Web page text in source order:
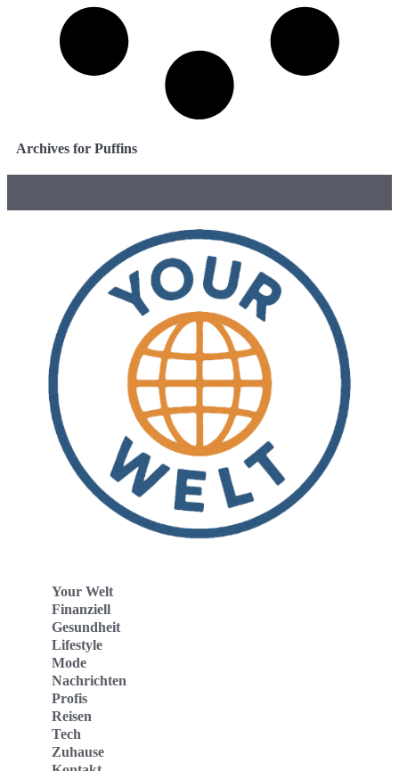
Archives for Puffins
Your Welt
Finanziell
Gesundheit
Lifestyle
Mode
Nachrichten
Profis
Reisen
Tech
Zuhause